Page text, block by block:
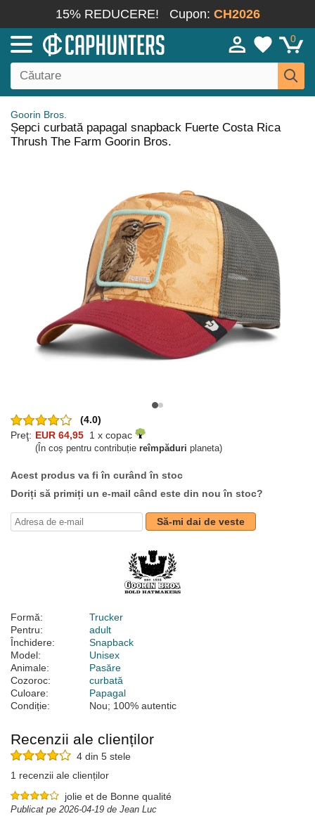
15% REDUCERE! Cupon: CH2026
0
Goorin Bros.
Șepci curbată papagal snapback Fuerte Costa Rica
Thrush The Farm Goorin Bros.
(4.0)
Preţ: EUR 64,95 1 x copac
(În coș pentru contribuție reîmpăduri planeta)
Acest produs va fi în curând în stoc
Doriți să primiți un e-mail când este din nou în stoc?
Să-mi dai de veste
Formă:
Trucker
Pentru:
adult
Închidere:
Snapback
Model:
Unisex
Animale:
Pasăre
Cozoroc:
curbată
Culoare:
Papagal
Condiție:
Nou; 100% autentic
Recenzii ale clienților
4 din 5 stele
1 recenzii ale clienților
jolie et de Bonne qualité
Publicat pe 2026-04-19 de Jean Luc